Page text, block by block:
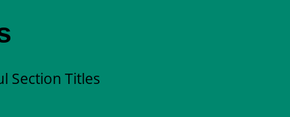
Section Titles